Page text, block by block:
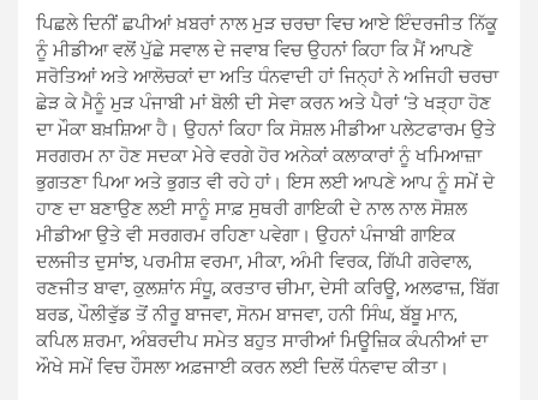
ਪਿਛਲੇ ਦਿਨੀਂ ਛਪੀਆਂ ਖ਼ਬਰਾਂ ਨਾਲ ਮੁੜ ਚਰਚਾ ਵਿਚ ਆਏ ਇੰਦਰਜੀਤ ਨਿੱਕੂ
ਨੂੰ ਮੀਡੀਆ ਵਲੋਂ ਪੁੱਛੇ ਸਵਾਲ ਦੇ ਜਵਾਬ ਵਿਚ ਉਹਨਾਂ ਕਿਹਾ ਕਿ ਮੈਂ ਆਪਣੇ
ਸਰੋਤਿਆਂ ਅਤੇ ਆਲੋਚਕਾਂ ਦਾ ਅਤਿ ਧੰਨਵਾਦੀ ਹਾਂ ਜਿਨ੍ਹਾਂ ਨੇ ਅਜਿਹੀ ਚਰਚਾ
ਛੇੜ ਕੇ ਮੈਨੂੰ ਮੁੜ ਪੰਜਾਬੀ ਮਾਂ ਬੋਲੀ ਦੀ ਸੇਵਾ ਕਰਨ ਅਤੇ ਪੈਰਾਂ ‘ਤੇ ਖੜ੍ਹਾ ਹੋਣ
ਦਾ ਮੌਕਾ ਬਖ਼ਸ਼ਿਆ ਹੈ। ਉਹਨਾਂ ਕਿਹਾ ਕਿ ਸੋਸ਼ਲ ਮੀਡੀਆ ਪਲੇਟਫਾਰਮ ਉਤੇ
ਸਰਗਰਮ ਨਾ ਹੋਣ ਸਦਕਾ ਮੇਰੇ ਵਰਗੇ ਹੋਰ ਅਨੇਕਾਂ ਕਲਾਕਾਰਾਂ ਨੂੰ ਖਮਿਆਜ਼ਾ
ਭੁਗਤਣਾ ਪਿਆ ਅਤੇ ਭੁਗਤ ਵੀ ਰਹੇ ਹਾਂ। ਇਸ ਲਈ ਆਪਣੇ ਆਪ ਨੂੰ ਸਮੇਂ ਦੇ
ਹਾਣ ਦਾ ਬਣਾਉਣ ਲਈ ਸਾਨੂੰ ਸਾਫ਼ ਸੁਥਰੀ ਗਾਇਕੀ ਦੇ ਨਾਲ ਨਾਲ ਸੋਸ਼ਲ
ਮੀਡੀਆ ਉਤੇ ਵੀ ਸਰਗਰਮ ਰਹਿਣਾ ਪਵੇਗਾ। ਉਹਨਾਂ ਪੰਜਾਬੀ ਗਾਇਕ
ਦਲਜੀਤ ਦੁਸਾਂਝ, ਪਰਮੀਸ਼ ਵਰਮਾ, ਮੀਕਾ, ਅੰਮੀ ਵਿਰਕ, ਗਿੱਪੀ ਗਰੇਵਾਲ,
ਰਣਜੀਤ ਬਾਵਾ, ਕੁਲਸ਼ਾਂਨ ਸੰਧੂ, ਕਰਤਾਰ ਚੀਮਾ, ਦੇਸੀ ਕਰਿਊ, ਅਲਫਾਜ਼, ਬਿੱਗ
ਬਰਡ, ਪੌਲੀਵੁੱਡ ਤੋਂ ਨੀਰੂ ਬਾਜਵਾ, ਸੋਨਮ ਬਾਜਵਾ, ਹਨੀ ਸਿੰਘ, ਬੱਬੂ ਮਾਨ,
ਕਪਿਲ ਸ਼ਰਮਾ, ਅੰਬਰਦੀਪ ਸਮੇਤ ਬਹੁਤ ਸਾਰੀਆਂ ਮਿਊਜ਼ਿਕ ਕੰਪਨੀਆਂ ਦਾ
ਔਖੇ ਸਮੇਂ ਵਿਚ ਹੌਸਲਾ ਅਫ਼ਜਾਈ ਕਰਨ ਲਈ ਦਿਲੋਂ ਧੰਨਵਾਦ ਕੀਤਾ।